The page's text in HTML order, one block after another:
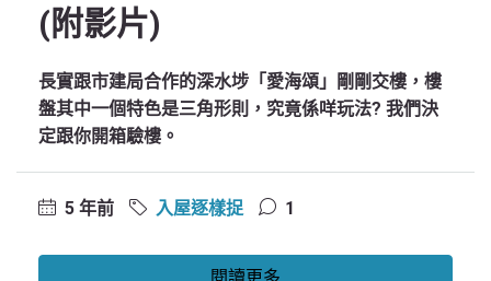
(附影片)
長實跟市建局合作的深水埗「愛海頌」剛剛交樓，樓
盤其中一個特色是三角形則，究竟係咩玩法? 我們決
定跟你開箱驗樓。
5 年前 入屋逐樣捉 1